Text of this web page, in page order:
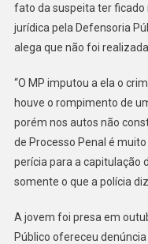
fato da suspeita ter ficado
jurídica pela Defensoria
alega que não foi realizada
“O MP imputou a ela o
houve o rompimento de
porém nos autos não
de Processo Penal é
perícia para a capitulação
somente o que a polícia
A jovem foi presa em
Público ofereceu